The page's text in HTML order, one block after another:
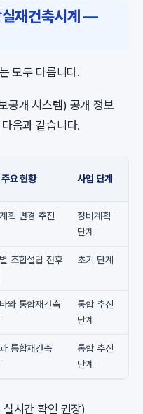
재건축시계 —
모두 다릅니다.
공개 시스템) 공개 정보
음과 같습니다.
요 현황 사업 단계
획 변경 추진
정비계획
단계
조합설립 전후
초기 단계
와 통합재건축
통합 추진
단계
통합재건축
통합 추진
단계
실시간 확인 권장)